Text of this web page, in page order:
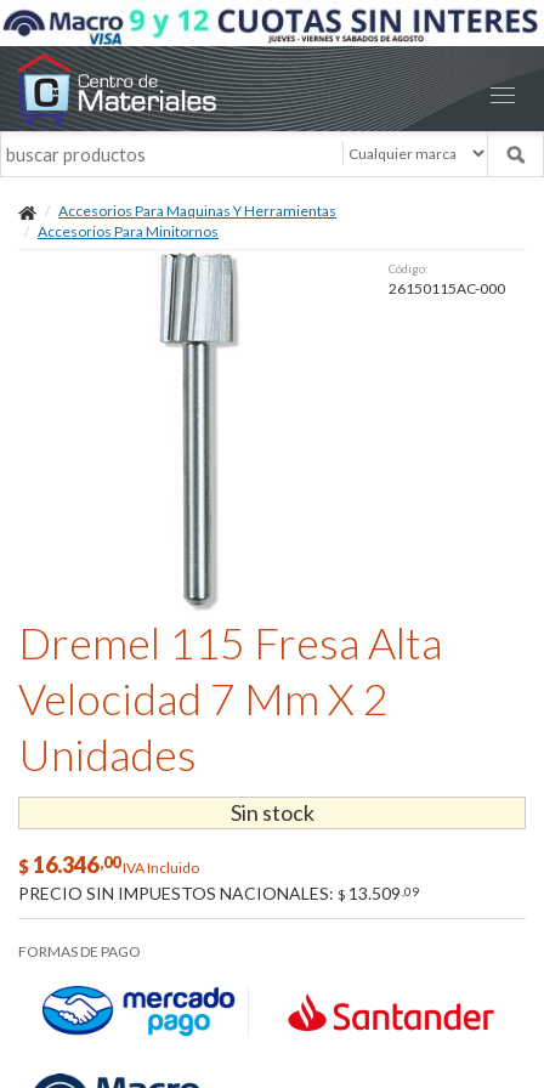
Accesorios Para Maquinas Y Herramientas
Accesorios Para Minitornos
Código:
26150115AC-000
Dremel 115 Fresa Alta
Velocidad 7 Mm X 2
Unidades
Sin stock
$ 16.346,00IVA Incluido
PRECIO SIN IMPUESTOS NACIONALES: $ 13.509 ,09
FORMAS DE PAGO